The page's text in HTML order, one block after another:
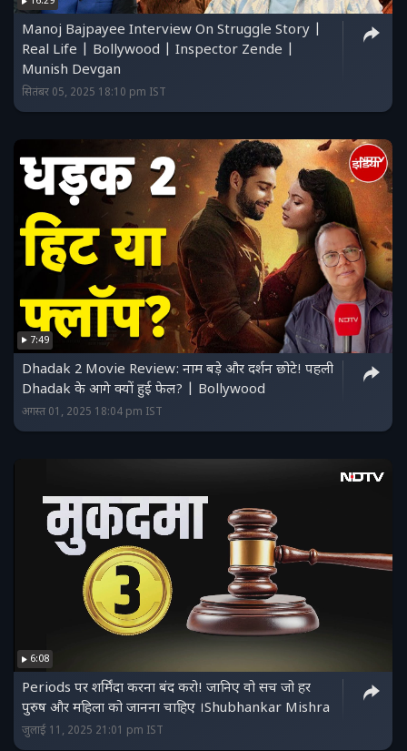
Manoj Bajpayee Interview On Struggle Story |
Real Life | Bollywood | Inspector Zende |
Munish Devgan
सितंबर 05, 2025 18:10 pm IST
7:49
Dhadak 2 Movie Review: नाम बड़े और दर्शन छोटे! पहली
Dhadak के आगे क्यों हुई फेल? | Bollywood
अगस्त 01, 2025 18:04 pm IST
6:08
Periods पर शर्मिंदा करना बंद करो! जानिए वो सच जो हर
पुरुष और महिला को जानना चाहिए ।Shubhankar Mishra
जुलाई 11, 2025 21:01 pm IST